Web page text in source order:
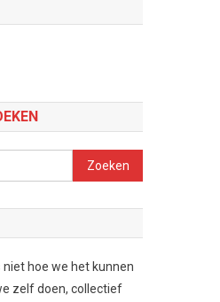
Zoeken
naar:
hoe we het kunnen
zelf doen, collectief